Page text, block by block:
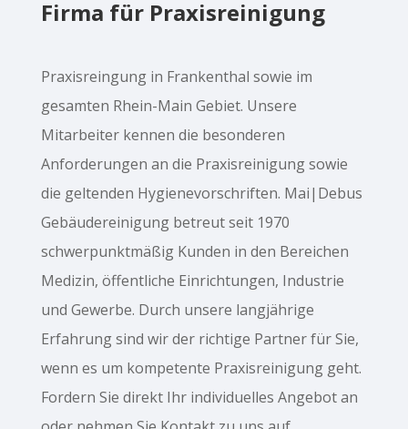
Firma für Praxisreinigung
Praxisreingung in Frankenthal sowie im
gesamten Rhein-Main Gebiet. Unsere
Mitarbeiter kennen die besonderen
Anforderungen an die Praxisreinigung sowie
die geltenden Hygienevorschriften. Mai|Debus
Gebäudereinigung betreut seit 1970
schwerpunktmäßig Kunden in den Bereichen
Medizin, öffentliche Einrichtungen, Industrie
und Gewerbe. Durch unsere langjährige
Erfahrung sind wir der richtige Partner für Sie,
wenn es um kompetente Praxisreinigung geht.
Fordern Sie direkt Ihr individuelles Angebot an